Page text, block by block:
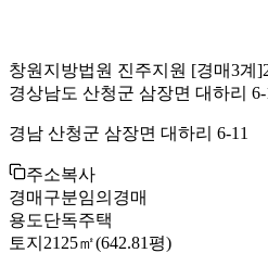
창원지방법원 진주지원 [경매3계]
경상남도 산청군 삼장면 대하리
경남 산청군 삼장면 대하리 6-11
주소복사
경매구분임의경매
용도단독주택
토지 2125㎡(642.81평)